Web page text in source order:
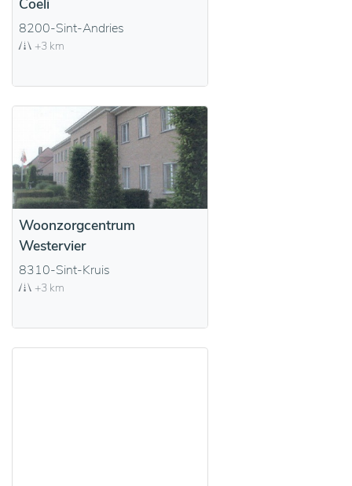
Coeli
8200-Sint-Andries
+3 km
Woonzorgcentrum
Westervier
8310-Sint-Kruis
+3 km